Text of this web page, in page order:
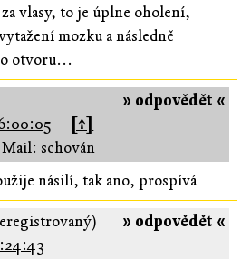
vlasy, to je úplne oholení,
mozku a následně
otvoru...
» odpovědět «
[↑]
Mail: schován
násilí, tak ano, prospívá
» odpovědět «